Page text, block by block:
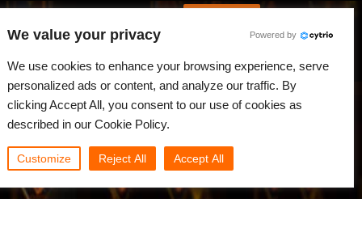
We value your privacy Powered by
We use cookies to enhance your browsing experience, serve
personalized ads or content, and analyze our traffic. By
clicking Accept All, you consent to our use of cookies as
described in our Cookie Policy.
Customize Reject All Accept All